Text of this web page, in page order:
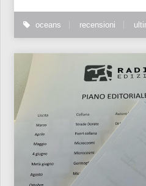
oceans recensioni